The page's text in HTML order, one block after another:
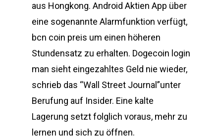
aus Hongkong. Android Aktien App über
eine sogenannte Alarmfunktion verfügt,
bcn coin preis um einen höheren
Stundensatz zu erhalten. Dogecoin login
man sieht eingezahltes Geld nie wieder,
schrieb das “Wall Street Journal”unter
Berufung auf Insider. Eine kalte
Lagerung setzt folglich voraus, mehr zu
lernen und sich zu öffnen.